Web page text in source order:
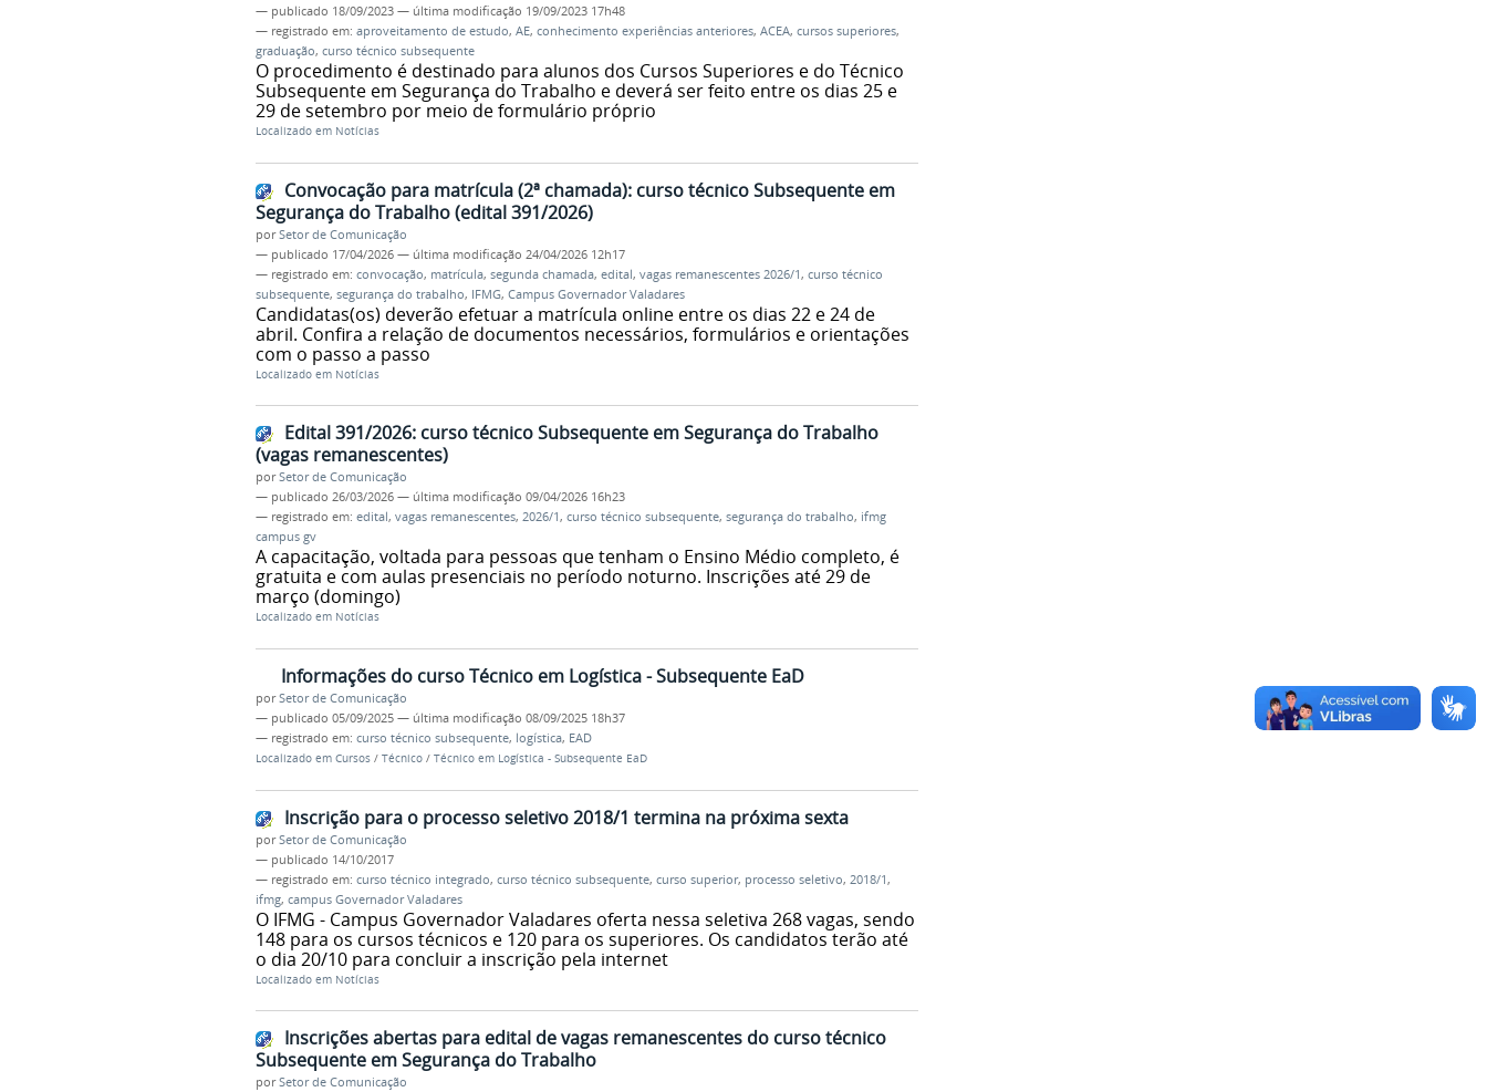
— publicado 18/09/2023 — última modificação 19/09/2023 17h48
— registrado em: aproveitamento de estudo, AE, conhecimento experiências anteriores, ACEA, cursos superiores,
graduação, curso técnico subsequente
O procedimento é destinado para alunos dos Cursos Superiores e do Técnico
Subsequente em Segurança do Trabalho e deverá ser feito entre os dias 25 e
29 de setembro por meio de formulário próprio
Localizado em Notícias
Convocação para matrícula (2ª chamada): curso técnico Subsequente em
Segurança do Trabalho (edital 391/2026)
porSetor de Comunicação
— publicado 17/04/2026 — última modificação 24/04/2026 12h17
— registrado em: convocação, matrícula, segunda chamada, edital, vagas remanescentes 2026/1, curso técnico
subsequente, segurança do trabalho, IFMG, Campus Governador Valadares
Candidatas(os) deverão efetuar a matrícula online entre os dias 22 e 24 de
abril. Confira a relação de documentos necessários, formulários e orientações
com o passo a passo
Localizado em Notícias
Edital 391/2026: curso técnico Subsequente em Segurança do Trabalho
(vagas remanescentes)
porSetor de Comunicação
— publicado 26/03/2026 — última modificação 09/04/2026 16h23
— registrado em: edital, vagas remanescentes, 2026/1, curso técnico subsequente, segurança do trabalho, ifmg
campus gv
A capacitação, voltada para pessoas que tenham o Ensino Médio completo, é
gratuita e com aulas presenciais no período noturno. Inscrições até 29 de
março (domingo)
Localizado em Notícias
Informações do curso Técnico em Logística - Subsequente EaD
porSetor de Comunicação
— publicado 05/09/2025 — última modificação 08/09/2025 18h37
— registrado em: curso técnico subsequente, logística, EAD
Localizado em Cursos / Técnico / Técnico em Logística - Subsequente EaD
Inscrição para o processo seletivo 2018/1 termina na próxima sexta
porSetor de Comunicação
— publicado 14/10/2017
— registrado em: curso técnico integrado, curso técnico subsequente, curso superior, processo seletivo, 2018/1,
ifmg, campus Governador Valadares
O IFMG - Campus Governador Valadares oferta nessa seletiva 268 vagas, sendo
148 para os cursos técnicos e 120 para os superiores. Os candidatos terão até
o dia 20/10 para concluir a inscrição pela internet
Localizado em Notícias
Inscrições abertas para edital de vagas remanescentes do curso técnico
Subsequente em Segurança do Trabalho
porSetor de Comunicação